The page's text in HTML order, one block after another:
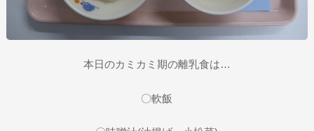
本日のカミカミ期の離乳食は…
〇軟飯